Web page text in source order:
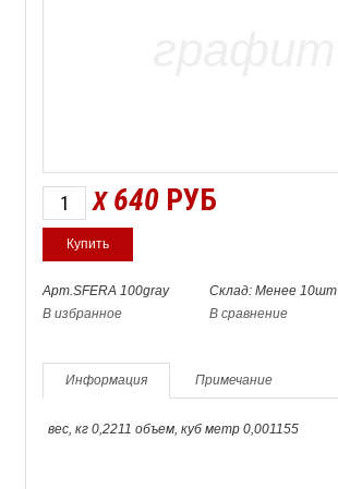
X 640 РУБ
Арт.SFERA 100gray
Склад: Менее 10шт
В избранное
В сравнение
Информация Примечание
вес, кг 0,2211 объем, куб метр 0,001155